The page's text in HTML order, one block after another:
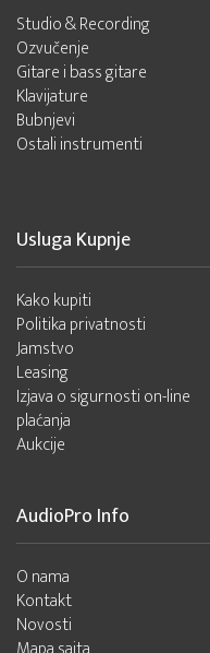
Studio & Recording
Ozvučenje
Gitare i bass gitare
Klavijature
Bubnjevi
Ostali instrumenti
Usluga Kupnje
Kako kupiti
Politika privatnosti
Jamstvo
Leasing
Izjava o sigurnosti on-line
plaćanja
Aukcije
AudioPro Info
O nama
Kontakt
Novosti